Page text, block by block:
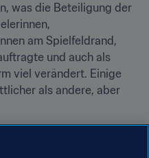
was die Beteiligung der
am Spielfeldrand,
und auch als
viel verändert. Einige
als andere, aber
der FIFA bei